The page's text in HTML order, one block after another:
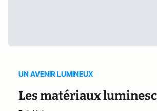
UN AVENIR LUMINEUX
Les matériaux